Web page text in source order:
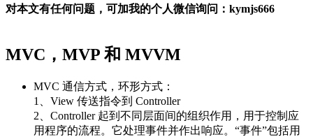
对本文有任何问题，可加我的个人微信询问：kymjs666
MVC，MVP 和 MVVM
MVC 通信方式，环形方式：
1、View 传送指令到 Controller
2、Controller 起到不同层面间的组织作用，用于控制应
用程序的流程。它处理事件并作出响应。“事件”包括用